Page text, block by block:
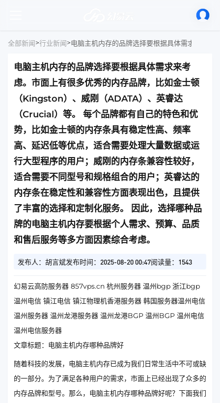
全部新闻>行业新闻>
电脑主机内存的品牌选择要根据具体需求来考
虑。市面上有很多优秀的内存品牌，比如金士顿
（Kingston）、威刚（ADATA）、英睿达
（Crucial）等。 每个品牌都有自己的特色和优
势，比如金士顿的内存条具有稳定性高、频率
高、延迟低等优点，适合需要处理大量数据或运
行大型程序的用户；威刚的内存条兼容性较好，
适合需要不同型号和规格组合的用户；英睿达的
内存条在稳定性和兼容性方面表现出色，且提供
了丰富的选择和定制化服务。 因此，选择哪种品
牌的电脑主机内存要根据个人需求、预算、品质
和售后服务等多方面因素综合考虑。
发布人：胡言斌发布时间：2025-08-20 00:47阅读量：1543
幻易云高防服务器 857vps.cn 杭州服务器 温州bgp 浙江bgp
温州电信 镇江电信 镇江物理机香港服务器 韩国服务器温州电信
温州服务器 温州龙港服务器 温州龙港BGP 温州BGP 温州电信
温州电信服务器
文章标题：电脑主机内存哪种品牌好
随着科技的发展，电脑主机内存已成为我们日常生活中不可或缺
的一部分。为了满足各种用户的需求，市面上已经出现了众多的
内存品牌和型号。那么，电脑主机内存哪种品牌好呢？下面我们